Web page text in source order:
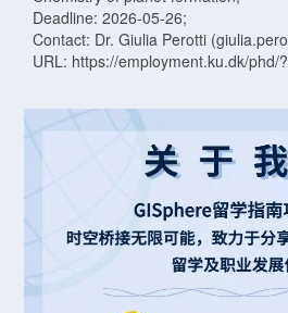
Deadline: 2026-05-26;
Contact: Dr. Giulia Perotti
URL: https://employment.ku.dk/phd/